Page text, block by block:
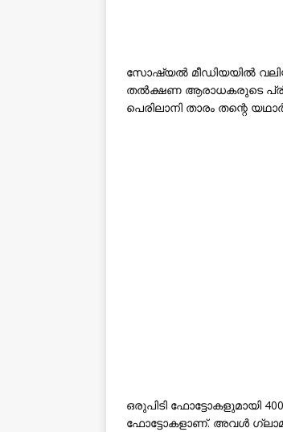
സോഷ്യൽ മീഡിയയിൽ വലിയ
തൽക്ഷണ ആരാധകരുടെ
പെരിലാനി താരം തന്റെ
ഒരുപിടി ഫോട്ടോകളുമായി
ഫോട്ടോകളാണ്. അവൾ